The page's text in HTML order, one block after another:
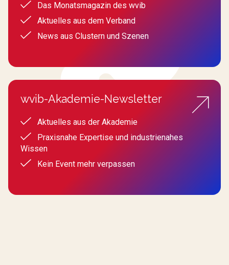
Das Monatsmagazin des wvib
Aktuelles aus dem Verband
News aus Clustern und Szenen
wvib-Akademie-Newsletter
Aktuelles aus der Akademie
Praxisnahe Expertise und industrienahes
Wissen
Kein Event mehr verpassen